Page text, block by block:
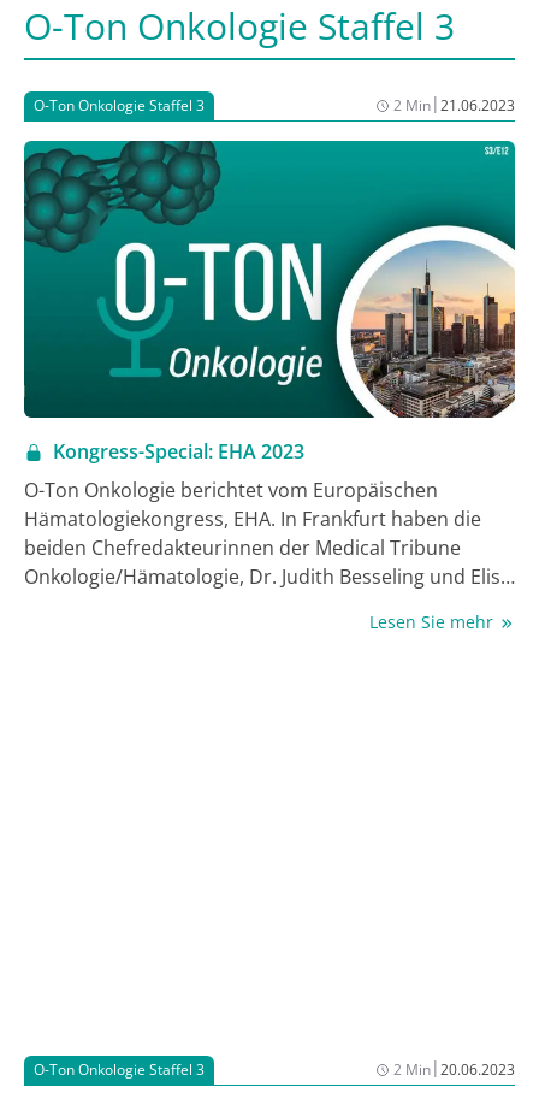
O-Ton Onkologie Staffel 3
O-Ton Onkologie Staffel 3 2 Min|21.06.2023
Kongress-Special: EHA 2023
O-Ton Onkologie berichtet vom Europäischen
Hämatologiekongress, EHA. In Frankfurt haben die
beiden Chefredakteurinnen der Medical Tribune
Onkologie/Hämatologie, Dr. Judith Besseling und Elisa
aktuelle Themen gesprochen. Darunter das neue
Lesen Sie mehr
O-Ton Onkologie Staffel 3 2 Min|20.06.2023